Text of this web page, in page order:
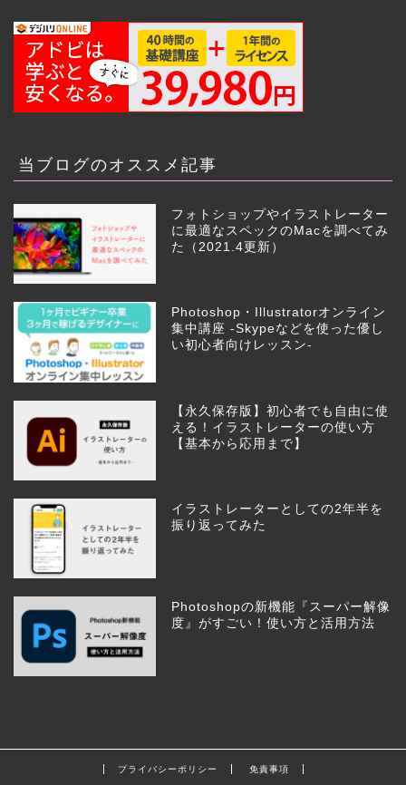
当ブログのオススメ記事
フォトショップやイラストレーター
に最適なスペックのMacを調べてみ
た（2021.4更新）
Photoshop・Illustratorオンライン
集中講座 -Skypeなどを使った優し
い初心者向けレッスン-
【永久保存版】初心者でも自由に使
える！イラストレーターの使い方
【基本から応用まで】
イラストレーターとしての2年半を
振り返ってみた
Photoshopの新機能『スーパー解像
度』がすごい！使い方と活用方法
プライバシーポリシー 免責事項